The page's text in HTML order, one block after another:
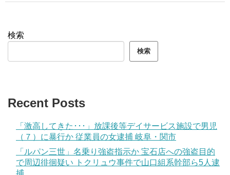
検索
検索
Recent Posts
「激高してきた･･･」放課後等デイサービス施設で男児
（７）に暴行か 従業員の女逮捕 岐阜・関市
「ルパン三世」名乗り強盗指示か 宝石店への強盗目的
で周辺徘徊疑い トクリュウ事件で山口組系幹部ら5人逮
捕